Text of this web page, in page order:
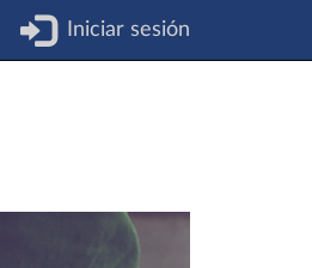
Iniciar sesión